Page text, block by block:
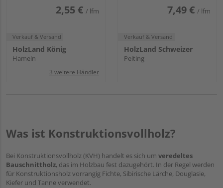
2,55 € / lfm
Verkauf & Versand
HolzLand König
Hameln
3 weitere Händler
7,49 € / lfm
Verkauf & Versand
HolzLand Schweizer
Peiting
Was ist Konstruktionsvollholz?
Bei Konstruktionsvollholz (KVH) handelt es sich um veredeltes
Bauschnittholz, das im Holzbau fest dazugehört. In der Regel werden
für Konstruktionsholz vorrangig Fichte, Sibirische Lärche, Douglasie,
Kiefer und Tanne verwendet.